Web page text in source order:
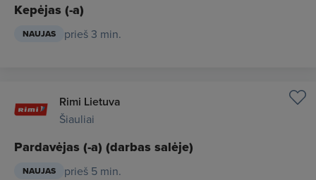
Kepėjas (-a)
NAUJAS prieš 3 min.
Rimi Lietuva
Šiauliai
Pardavėjas (-a) (darbas salėje)
NAUJAS prieš 5 min.